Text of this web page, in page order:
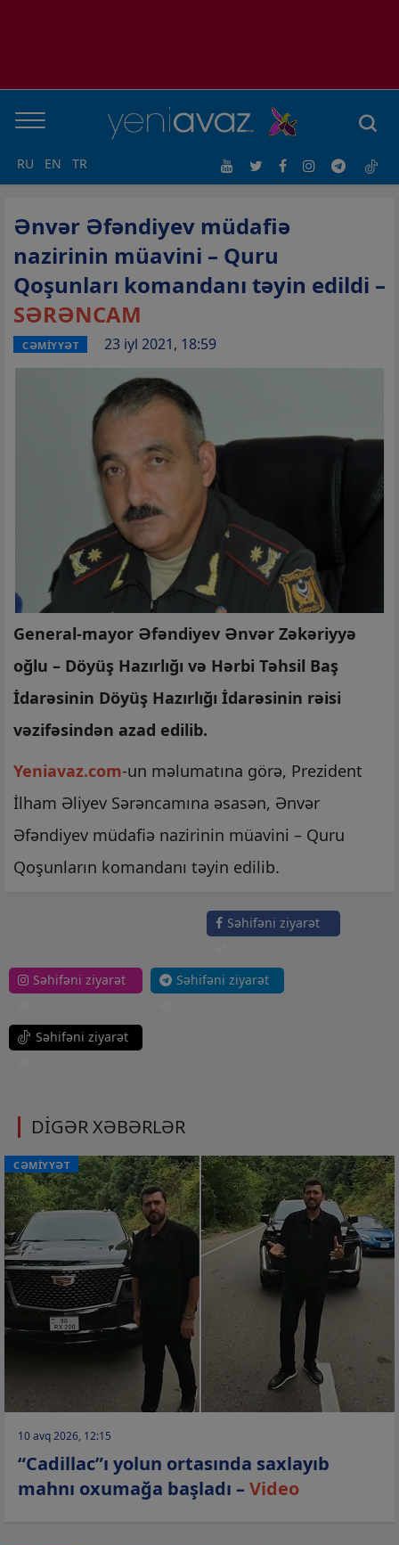
RU EN TR
Ənvər Əfəndiyev müdafiə
nazirinin müavini – Quru
Qoşunları komandanı təyin edildi –
SƏRƏNCAM
CƏMİYYƏT 23 iyl 2021, 18:59
General-mayor Əfəndiyev Ənvər Zəkəriyyə
oğlu – Döyüş Hazırlığı və Hərbi Təhsil Baş
İdarəsinin Döyüş Hazırlığı İdarəsinin rəisi
vəzifəsindən azad edilib.
Yeniavaz.com-un məlumatına görə, Prezident
İlham Əliyev Sərəncamına əsasən, Ənvər
Əfəndiyev müdafiə nazirinin müavini – Quru
Qoşunların komandanı təyin edilib.
Səhifəni ziyarət
Səhifəni ziyarət
Səhifəni ziyarət
Səhifəni ziyarət
DİGƏR XƏBƏRLƏR
CƏMİYYƏT
10 avq 2026, 12:15
“Cadillac”ı yolun ortasında saxlayıb
mahnı oxumağa başladı –Video